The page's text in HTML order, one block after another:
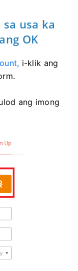
usa ka
OK
i-klik ang
ang imong